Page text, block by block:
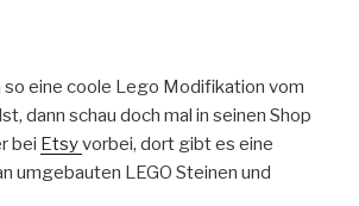
so eine coole Lego Modifikation vom
dann schau doch mal in seinen Shop
bei Etsyvorbei, dort gibt es eine
umgebauten LEGO Steinen und